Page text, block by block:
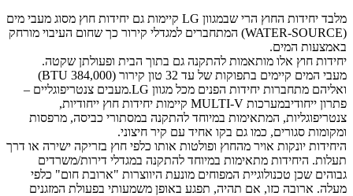
מלבד יחידות החוץ הרי שבמגוון LG קיימות גם יחידות חוץ מסוג מעבי מים
(WATER-SOURCE) המתחברים למגדלי קירור כך שחום העיבוי מורחק
באמצעות המים.
יחידות חוץ אלו מותאמות להתקנה גם בתוך הבית ופעולתן שקטה.
מעבי המים קיימים בתפוקות של עד 32 טון קירור (384,000 BTU)
ואליהם מתחברות יחידות הפנים מכל מגוון LG.מעבים צנטריפוגליים –
פתרון ייחודיבמערכות MULTI-V קיימות יחידות חוץ ייחודיות,
צנטריפוגליות, המתאימות במיוחד להתקנה במסתורי כביסה, מרפסות
ומקומות סגורים, כמו גם בקו אחיד עם קיר חיצוני.
היחידות יונקות אויר מהחוץ ופולטות אותו כלפי חוץ בזריקה ישירה או דרך
תעלות. היחידות מתאימות במיוחד להתקנה במגדלי דירות/משרדים
גבוהים שכן טכנולוגיית המפוחים מונעת היווצרות "ארובת חום" כלפי
מעלה. ארובה כזו, אם תהיה, תפגע באופן משמעותי בפעולת המזגנים